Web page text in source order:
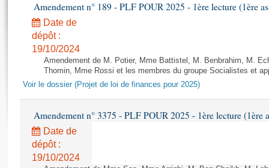
Propositions de loi
Amendements
Textes adoptés
Rapports d'information
Rapports d'enquête
Rapports législatifs
Rapports sur l'application des lois
Baromètre de l’application des lois
Dossiers législatifs
Histoire
Juniors
Anciennes législatures
Liens vers les sites publics
Photos libres de droit
Amendement n° 189 - PLF POUR 2025 - 1ère lecture (1ère
Date de
dépôt :
19/10/2024
Amendement de M. Potier, Mme Battistel, M. Benbrahim, M.
Thomin, Mme Rossi et les membres du groupe Socialistes et
Voir le dossier (Projet de loi de finances pour 2025)
Amendement n° 3375 - PLF POUR 2025 - 1ère lecture (1ère
Date de
dépôt :
19/10/2024